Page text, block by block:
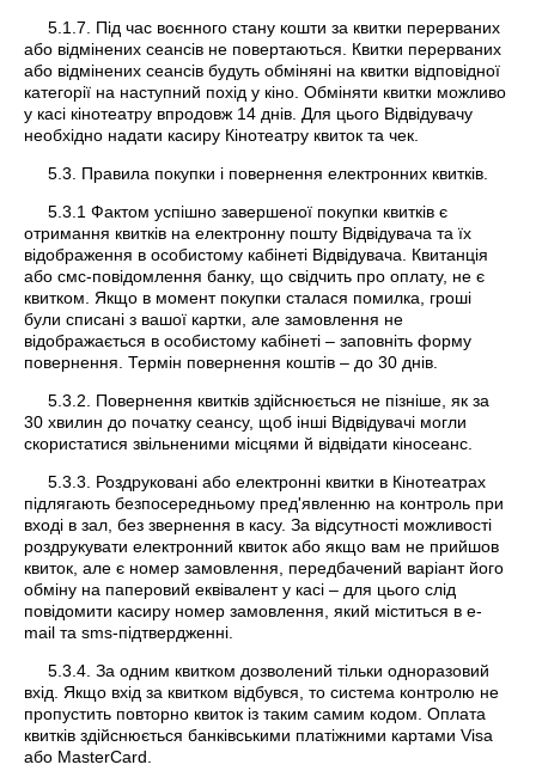
5.1.7. Під час воєнного стану кошти за квитки перерваних
або відмінених сеансів не повертаються. Квитки перерваних
або відмінених сеансів будуть обміняні на квитки відповідної
категорії на наступний похід у кіно. Обміняти квитки можливо
у касі кінотеатру впродовж 14 днів. Для цього Відвідувачу
необхідно надати касиру Кінотеатру квиток та чек.
5.3. Правила покупки і повернення електронних квитків.
5.3.1 Фактом успішно завершеної покупки квитків є
отримання квитків на електронну пошту Відвідувача та їх
відображення в особистому кабінеті Відвідувача. Квитанція
або смс-повідомлення банку, що свідчить про оплату, не є
квитком. Якщо в момент покупки сталася помилка, гроші
були списані з вашої картки, але замовлення не
відображається в особистому кабінеті – заповніть форму
повернення. Термін повернення коштів – до 30 днів.
5.3.2. Повернення квитків здійснюється не пізніше, як за
30 хвилин до початку сеансу, щоб інші Відвідувачі могли
скористатися звільненими місцями й відвідати кіносеанс.
5.3.3. Роздруковані або електронні квитки в Кінотеатрах
підлягають безпосередньому пред'явленню на контроль при
вході в зал, без звернення в касу. За відсутності можливості
роздрукувати електронний квиток або якщо вам не прийшов
квиток, але є номер замовлення, передбачений варіант його
обміну на паперовий еквівалент у касі – для цього слід
повідомити касиру номер замовлення, який міститься в e-
mail та sms-підтвердженні.
5.3.4. За одним квитком дозволений тільки одноразовий
вхід. Якщо вхід за квитком відбувся, то система контролю не
пропустить повторно квиток із таким самим кодом. Оплата
квитків здійснюється банківськими платіжними картами Visa
або MasterCard.